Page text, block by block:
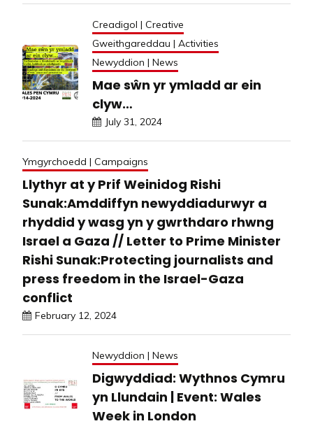
Creadigol | Creative
Gweithgareddau | Activities
Newyddion | News
Mae sŵn yr ymladd ar ein
clyw…
July 31, 2024
Ymgyrchoedd | Campaigns
Llythyr at y Prif Weinidog Rishi
Sunak:Amddiffyn newyddiadurwyr a
rhyddid y wasg yn y gwrthdaro rhwng
Israel a Gaza // Letter to Prime Minister
Rishi Sunak:Protecting journalists and
press freedom in the Israel-Gaza
conflict
February 12, 2024
Newyddion | News
Digwyddiad: Wythnos Cymru
yn Llundain | Event: Wales
Week in London